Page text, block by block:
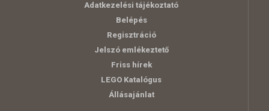
Adatkezelési tájékoztató
Belépés
Regisztráció
Jelszó emlékeztető
Friss hírek
LEGO Katalógus
Állásajánlat